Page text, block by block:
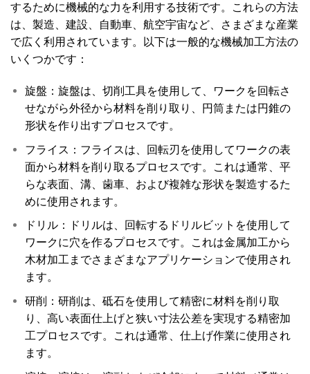
するために機械的な力を利用する技術です。これらの方法
は、製造、建設、自動車、航空宇宙など、さまざまな産業
で広く利用されています。以下は一般的な機械加工方法の
いくつかです：
旋盤：旋盤は、切削工具を使用して、ワークを回転さ
せながら外径から材料を削り取り、円筒または円錐の
形状を作り出すプロセスです。
フライス：フライスは、回転刃を使用してワークの表
面から材料を削り取るプロセスです。これは通常、平
らな表面、溝、歯車、および複雑な形状を製造するた
めに使用されます。
ドリル：ドリルは、回転するドリルビットを使用して
ワークに穴を作るプロセスです。これは金属加工から
木材加工までさまざまなアプリケーションで使用され
ます。
研削：研削は、砥石を使用して精密に材料を削り取
り、高い表面仕上げと狭い寸法公差を実現する精密加
工プロセスです。これは通常、仕上げ作業に使用され
ます。